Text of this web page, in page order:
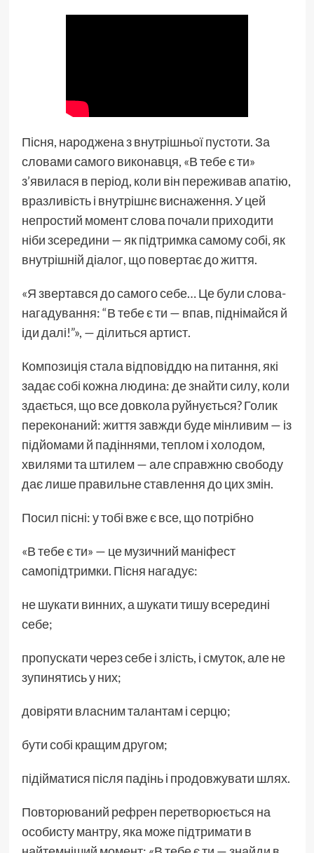
Пісня, народжена з внутрішньої пустоти. За
словами самого виконавця, «В тебе є ти»
з’явилася в період, коли він переживав апатію,
вразливість і внутрішнє виснаження. У цей
непростий момент слова почали приходити
ніби зсередини — як підтримка самому собі, як
внутрішній діалог, що повертає до життя.
«Я звертався до самого себе… Це були слова-
нагадування: “В тебе є ти — впав, піднімайся й
іди далі!”», — ділиться артист.
Композиція стала відповіддю на питання, які
задає собі кожна людина: де знайти силу, коли
здається, що все довкола руйнується? Голик
переконаний: життя завжди буде мінливим — із
підйомами й падіннями, теплом і холодом,
хвилями та штилем — але справжню свободу
дає лише правильне ставлення до цих змін.
Посил пісні: у тобі вже є все, що потрібно
«В тебе є ти» — це музичний маніфест
самопідтримки. Пісня нагадує:
не шукати винних, а шукати тишу всередині
себе;
пропускати через себе і злість, і смуток, але не
зупинятись у них;
довіряти власним талантам і серцю;
бути собі кращим другом;
підійматися після падінь і продовжувати шлях.
Повторюваний рефрен перетворюється на
особисту мантру, яка може підтримати в